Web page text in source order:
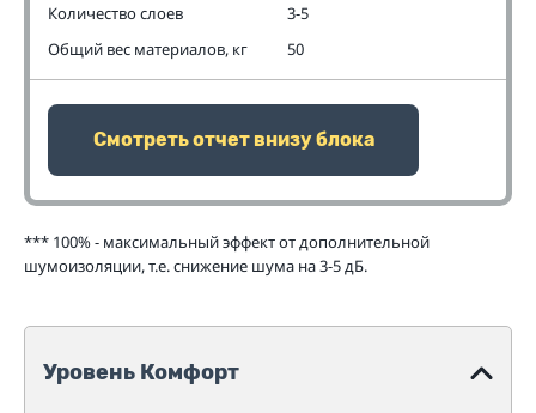
Количество слоев
3-5
Общий вес материалов, кг
50
Смотреть отчет внизу блока
*** 100% - максимальный эффект от дополнительной
шумоизоляции, т.е. снижение шума на 3-5 дБ.
Уровень Комфорт